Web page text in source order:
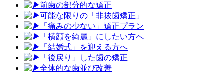
前歯の部分的な矯正
可能な限りの「非抜歯矯正 」
「 痛みの少ない」矯正プラン
「 横顔を綺麗」にしたい方へ
「 結婚式」を迎える方へ
「 後戻り」した歯の矯正
全体的な歯並び改善